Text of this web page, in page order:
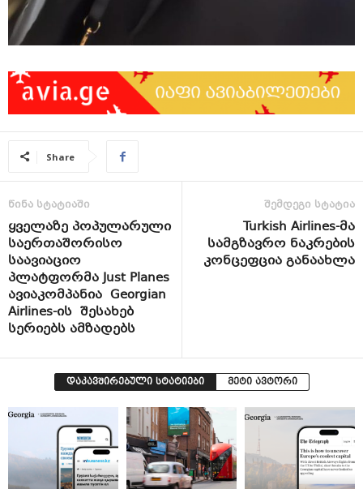
Share
წინა სტატიაში
ყველაზე პოპულარული
საერთაშორისო
საავიაციო
პლატფორმა Just Planes
ავიაკომპანია Georgian
Airlines-ის შესახებ
სერიებს ამზადებს
შემდეგი სტატია
Turkish Airlines-მა
სამგზავრო ნაკრების
კონცეფცია განაახლა
დაკავშირებული სტატიები მეტი ავტორი